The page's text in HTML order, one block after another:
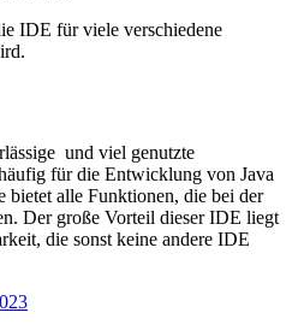
IDE für viele verschiedene
und viel genutzte
für die Entwicklung von Java
bietet alle Funktionen, die bei der
Der große Vorteil dieser IDE liegt
die sonst keine andere IDE